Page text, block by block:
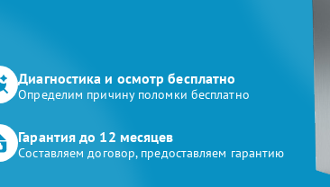
Диагностика и осмотр бесплатно
Определим причину поломки бесплатно
Гарантия до 12 месяцев
Составляем договор, предоставляем гарантию